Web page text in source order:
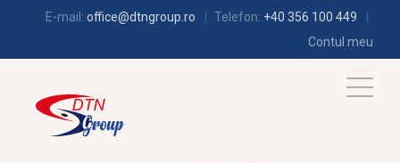
E-mail: office@dtngroup.ro Telefon: +40 356 100 449
Contul meu